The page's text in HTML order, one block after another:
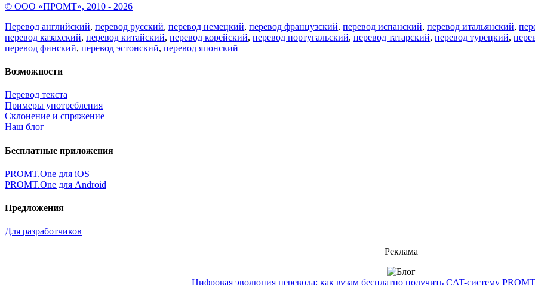
© ООО «ПРОМТ», 2010 - 2026
Перевод английский, перевод русский, перевод немецкий, перевод французский, перевод испанский, перевод итальянский,
перевод казахский, перевод китайский, перевод корейский, перевод португальский, перевод татарский, перевод турецкий,
перевод финский, перевод эстонский, перевод японский
Возможности
Перевод текста
Примеры употребления
Склонение и спряжение
Наш блог
Бесплатные приложения
PROMT.One для iOS
PROMT.One для Android
Предложения
Для разработчиков
Реклама
Цифровая эволюция перевода: как вузам бесплатно получить CAT-систему